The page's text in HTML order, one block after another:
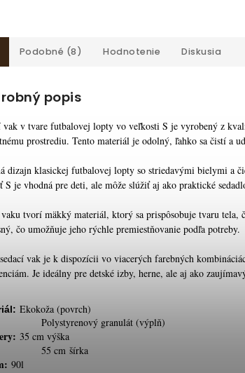
Podobné (8) Hodnotenie Diskusia
popis
vak v tvare futbalovej lopty vo veľkosti S je vyrobený z
prostrediu. Tento materiál je odolný, ľahko sa čistí a
dizajn klasickej futbalovej lopty so striedavými bielymi a
S je vhodná pre deti, ale môže slúžiť aj ako praktické
tvorí mäkký materiál, ktorý sa prispôsobuje tvaru tela,
čo umožňuje jeho rýchle premiestňovanie podľa potreby.
vak je k dispozícii vo viacerých farebných
Je ideálny pre detské izby, herne, ale aj ako
Ekokoža (povrch)
granulát (výplň)
35 cm výška
cm šírka
90l